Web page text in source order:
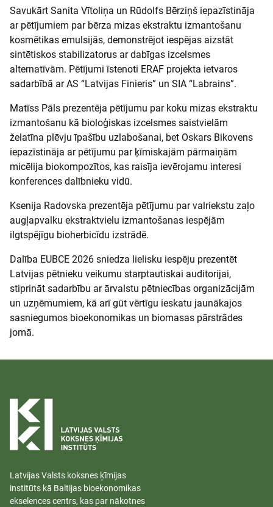
Savukārt Sanita Vītoliņa un Rūdolfs Bērziņš iepazīstināja
ar pētījumiem par bērza mizas ekstraktu izmantošanu
kosmētikas emulsijās, demonstrējot iespējas aizstāt
sintētiskos stabilizatorus ar dabīgas izcelsmes
alternatīvām. Pētījumi īstenoti ERAF projekta ietvaros
sadarbībā ar AS “Latvijas Finieris” un SIA “Labrains”.
Matīss Pāls prezentēja pētījumu par koku mizas ekstraktu
izmantošanu kā bioloģiskas izcelsmes saistvielām
želatīna plēvju īpašību uzlabošanai, bet Oskars Bikovens
iepazīstināja ar pētījumu par ķīmiskajām pārmaiņām
micēlija biokompozītos, kas raisīja ievērojamu interesi
konferences dalībnieku vidū.
Ksenija Radovska prezentēja pētījumu par valriekstu zaļo
augļapvalku ekstraktvielu izmantošanas iespējām
ilgtspējīgu bioherbicīdu izstrādē.
Dalība EUBCE 2026 sniedza lielisku iespēju prezentēt
Latvijas pētnieku veikumu starptautiskai auditorijai,
stiprināt sadarbību ar ārvalstu pētniecības organizācijām
un uzņēmumiem, kā arī gūt vērtīgu ieskatu jaunākajos
sasniegumos bioekonomikas un biomasas pārstrādes
jomā.
Latvijas Valsts koksnes ķīmijas
institūts kā Baltijas bioekonomikas
ekselences centrs, kas par nākotnes